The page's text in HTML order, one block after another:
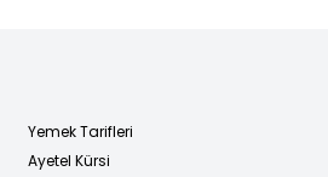
Yemek Tarifleri
Ayetel Kürsi